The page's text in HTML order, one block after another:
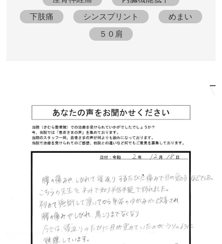
下肢痛 シンスプリント めまい
５０肩